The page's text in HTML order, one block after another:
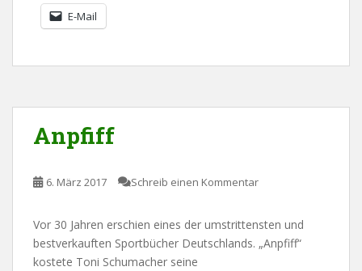
E-Mail
Anpfiff
6. März 2017 Schreib einen Kommentar
Vor 30 Jahren erschien eines der umstrittensten und
bestverkauften Sportbücher Deutschlands. „Anpfiff“
kostete Toni Schumacher seine